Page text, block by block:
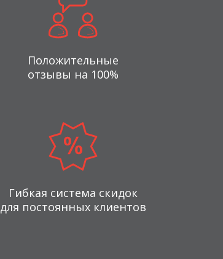
Положительные
отзывы на 100%
Гибкая система скидок
для постоянных клиентов